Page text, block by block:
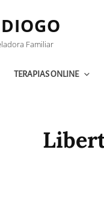
Familiar
TERAPIAS ONLINE